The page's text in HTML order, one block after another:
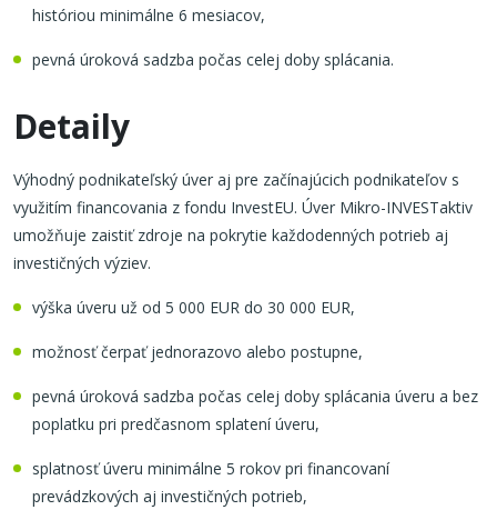
históriou minimálne 6 mesiacov,
pevná úroková sadzba počas celej doby splácania.
Detaily
Výhodný podnikateľský úver aj pre začínajúcich podnikateľov s
využitím financovania z fondu InvestEU. Úver Mikro-INVESTaktiv
umožňuje zaistiť zdroje na pokrytie každodenných potrieb aj
investičných výziev.
výška úveru už od 5 000 EUR do 30 000 EUR,
možnosť čerpať jednorazovo alebo postupne,
pevná úroková sadzba počas celej doby splácania úveru a bez
poplatku pri predčasnom splatení úveru,
splatnosť úveru minimálne 5 rokov pri financovaní
prevádzkových aj investičných potrieb,